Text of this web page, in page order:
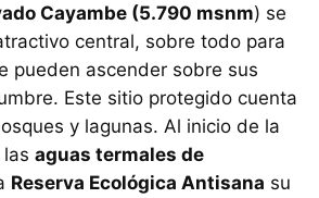
Cayambe (5.790 msnm) se
central, sobre todo para
pueden ascender sobre sus
Este sitio protegido cuenta
y lagunas. Al inicio de la
aguas termales de
Reserva Ecológica Antisana su